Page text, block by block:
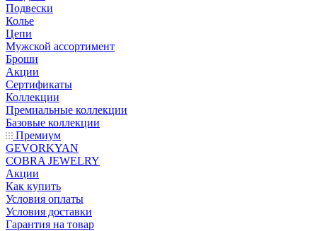
Подвески
Колье
Цепи
Мужской ассортимент
Броши
Акции
Сертификаты
Коллекции
Премиальные коллекции
Базовые коллекции
Премиум
GEVORKYAN
COBRA JEWELRY
Акции
Как купить
Условия оплаты
Условия доставки
Гарантия на товар